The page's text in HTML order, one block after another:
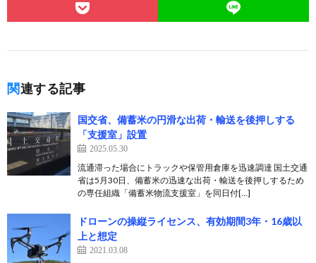
関連する記事
国交省、備蓄米の円滑な出荷・輸送を後押しする
「支援室」設置
2025.05.30
流通滞った場合にトラックや保管用倉庫を迅速調達 国土交通
省は5月30日、備蓄米の迅速な出荷・輸送を後押しするため
の専任組織「備蓄米物流支援室」を同日付[…]
ドローンの操縦ライセンス、有効期間3年・16歳以
上と想定
2021.03.08